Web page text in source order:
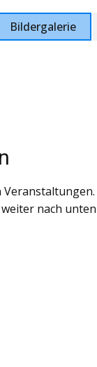
Bildergalerie
Veranstaltungen.
nach